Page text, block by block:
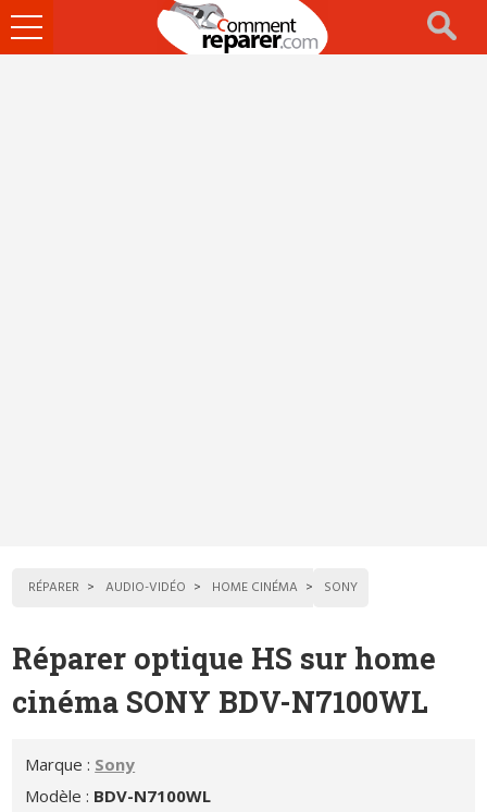
Ouvrir
le
RÉPARER AUDIO-VIDÉO HOME CINÉMA SONY
Réparer optique HS sur home
cinéma SONY BDV-N7100WL
Marque : Sony
Modèle : BDV-N7100WL